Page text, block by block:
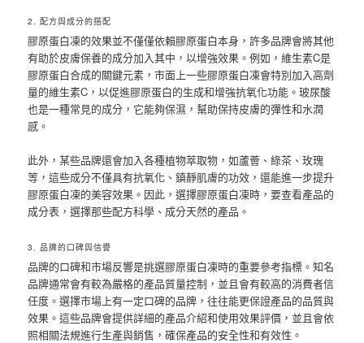
2. 配方與成分的搭配
膠原蛋白凍的效果並不僅僅依賴膠原蛋白本身，許多品牌會將其他
有助於皮膚保養的成分加入其中，以增強效果。例如，維生素C是
膠原蛋白合成的關鍵元素，市面上一些膠原蛋白凍會特別加入高劑
量的維生素C，以促進膠原蛋白的生成和增強抗氧化功能。玻尿酸
也是一種常見的成分，它能夠保濕，幫助保持皮膚的彈性和水潤
感。
此外，某些品牌還會加入各種植物萃取物，如蘆薈、綠茶、玫瑰
等，這些成分不僅具有抗氧化、鎮靜肌膚的功效，還能進一步提升
膠原蛋白凍的美容效果。因此，選擇膠原蛋白凍時，要查看產品的
成分表，選擇那些配方科學、成分天然的產品。
3. 品牌的口碑與信譽
品牌的口碑和市場反響是挑選膠原蛋白凍時的重要參考指標。知名
品牌通常會有較為嚴格的產品質量控制，並且會有較高的消費者信
任度。選擇市場上有一定口碑的品牌，往往能更保證產品的品質與
效果。這些品牌會提供詳細的產品介紹和使用效果評價，並且會依
照相關法規進行生產與銷售，確保產品的安全性和有效性。